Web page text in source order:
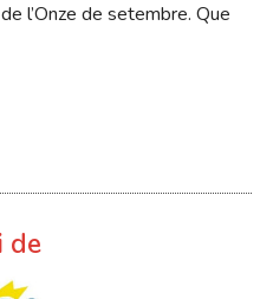
l’Onze de setembre. Que
de